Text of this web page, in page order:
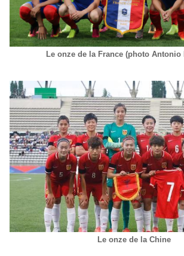
Le onze de la France (photo Antonio
Le onze de la Chine